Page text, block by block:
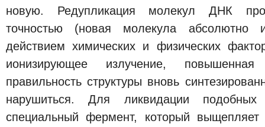
новую. Редупликация молекул ДНК
точностью (новая молекула абсолютно
действием химических и физических
ионизирующее излучение,
правильность структуры вновь
нарушиться. Для ликвидации подобных
специальный фермент, который выщепляет